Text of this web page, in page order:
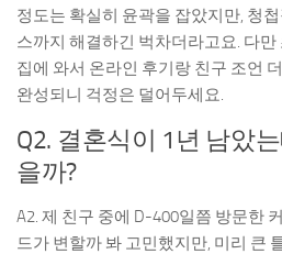
정도는 확실히 윤곽을 잡았지만, 청
스까지 해결하긴 벅차더라고요. 다
집에 와서 온라인 후기랑 친구 조언
완성되니 걱정은 덜어두세요.
Q2. 결혼식이 1년 남았
을까?
A2. 제 친구 중에 D-400일쯤 방문한
드가 변할까 봐 고민했지만, 미리 큰